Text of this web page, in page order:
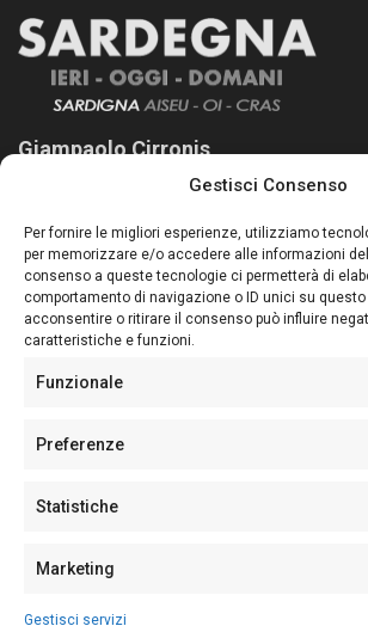
Gestisci Consenso
Per fornire le migliori esperienze, utilizziamo
per memorizzare e/o accedere alle informazioni del
consenso a queste tecnologie ci permetterà di
comportamento di navigazione o ID unici su questo
acconsentire o ritirare il consenso può influire
caratteristiche e funzioni.
Funzionale
Preferenze
Statistiche
Marketing
Gestisci servizi
Giampaolo Cirronis
Sardegna Ieri-Oggi-Domani nasce per
nostro passato e, soprattutto, al nostro futuro
Follow Us
Sede:Via Cristoforo Colombo 09013
Partita IVA02270380922
128/2020 del 10/02/2020